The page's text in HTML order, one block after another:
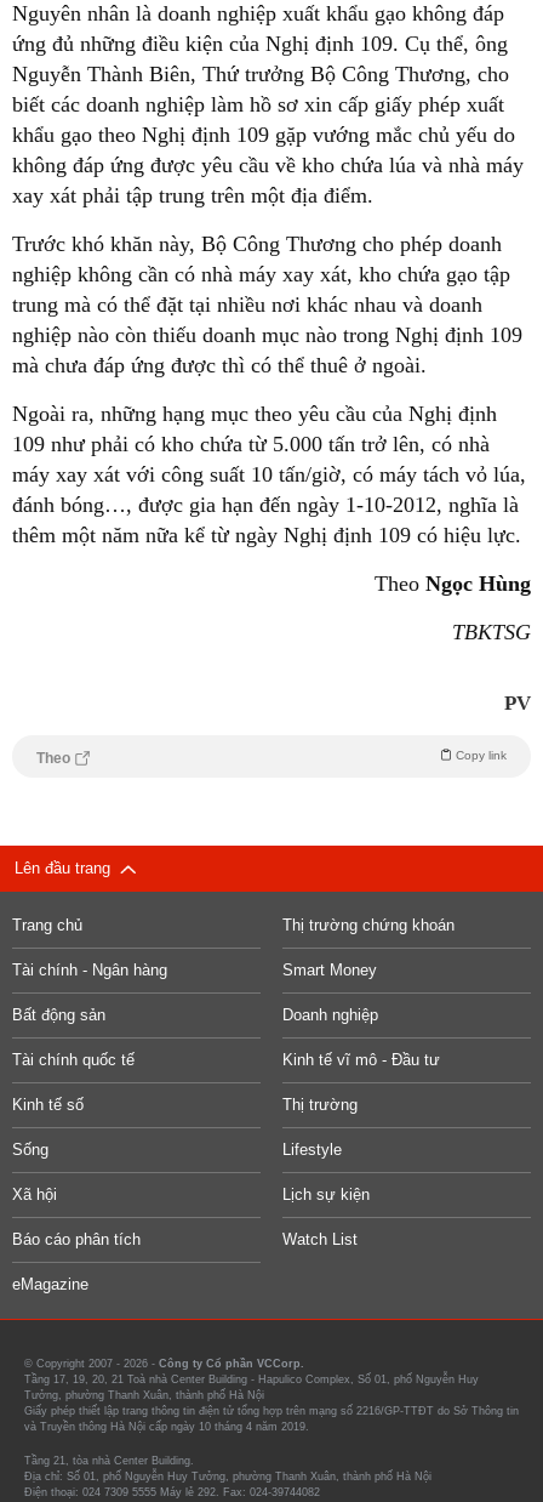
Nguyên nhân là doanh nghiệp xuất khẩu gạo không đáp
ứng đủ những điều kiện của Nghị định 109. Cụ thể, ông
Nguyễn Thành Biên, Thứ trưởng Bộ Công Thương, cho
biết các doanh nghiệp làm hồ sơ xin cấp giấy phép xuất
khẩu gạo theo Nghị định 109 gặp vướng mắc chủ yếu do
không đáp ứng được yêu cầu về kho chứa lúa và nhà máy
xay xát phải tập trung trên một địa điểm.
Trước khó khăn này, Bộ Công Thương cho phép doanh
nghiệp không cần có nhà máy xay xát, kho chứa gạo tập
trung mà có thể đặt tại nhiều nơi khác nhau và doanh
nghiệp nào còn thiếu doanh mục nào trong Nghị định 109
mà chưa đáp ứng được thì có thể thuê ở ngoài.
Ngoài ra, những hạng mục theo yêu cầu của Nghị định
109 như phải có kho chứa từ 5.000 tấn trở lên, có nhà
máy xay xát với công suất 10 tấn/giờ, có máy tách vỏ lúa,
đánh bóng…, được gia hạn đến ngày 1-10-2012, nghĩa là
thêm một năm nữa kể từ ngày Nghị định 109 có hiệu lực.
Theo Ngọc Hùng
TBKTSG
PV
Theo Copy link
Lên đầu trang
Trang chủ Thị trường chứng khoán
Tài chính - Ngân hàng Smart Money
Bất động sản Doanh nghiệp
Tài chính quốc tế Kinh tế vĩ mô - Đầu tư
Kinh tế số Thị trường
Sống Lifestyle
Xã hội Lịch sự kiện
Báo cáo phân tích Watch List
eMagazine
© Copyright 2007 - 2026 - Công ty Cổ phần VCCorp.
Tầng 17, 19, 20, 21 Toà nhà Center Building - Hapulico Complex, Số 01, phố Nguyễn Huy
Tưởng, phường Thanh Xuân, thành phố Hà Nội
Giấy phép thiết lập trang thông tin điện tử tổng hợp trên mạng số 2216/GP-TTĐT do Sở Thông tin
và Truyền thông Hà Nội cấp ngày 10 tháng 4 năm 2019.
Tầng 21, tòa nhà Center Building.
Địa chỉ: Số 01, phố Nguyễn Huy Tưởng, phường Thanh Xuân, thành phố Hà Nội
Điện thoại: 024 7309 5555 Máy lẻ 292. Fax: 024-39744082